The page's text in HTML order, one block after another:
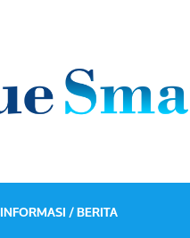
INFORMASI / BERITA